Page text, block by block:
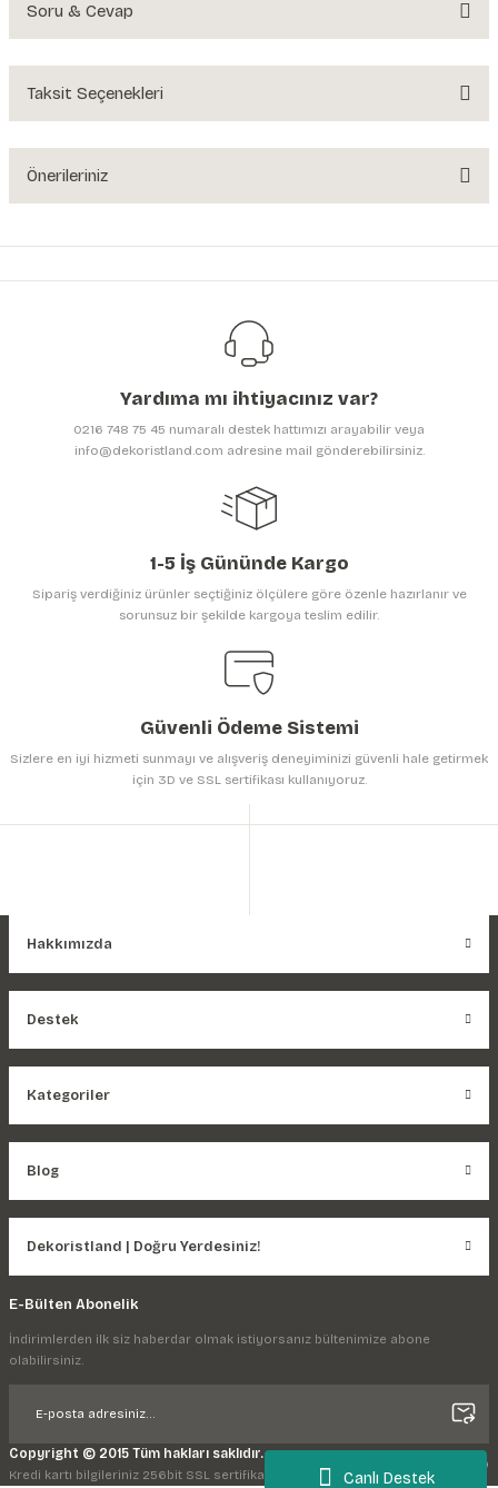
Canlı Destek
Soru & Cevap
Ürün hakkında henüz soru sorulmamış.
Taksit Seçenekleri
Önerileriniz
yetersiz gördüğünüz noktaları öneri formunu kullanarak tarafımıza
Görüş ve önerileriniz için teşekkür ederiz.
Ürün resmi kalitesiz, bozuk veya görüntülenemiyor.
Ürün bilgilerinde hatalar bulunuyor.
Gönder
Yardıma mı ihtiyacınız var?
0216 748 75 45 numaralı destek hattımızı arayabilir veya
info@dekoristland.com adresine mail gönderebilirsiniz.
1-5 İş Gününde Kargo
Sipariş verdiğiniz ürünler seçtiğiniz ölçülere göre özenle hazırlanır ve
sorunsuz bir şekilde kargoya teslim edilir.
Güvenli Ödeme Sistemi
Sizlere en iyi hizmeti sunmayı ve alışveriş deneyiminizi güvenli hale getirmek
için 3D ve SSL sertifikası kullanıyoruz.
Hakkımızda
Destek
Kategoriler
Blog
Dekoristland | Doğru Yerdesiniz!
E-Bülten Abonelik
İndirimlerden ilk siz haberdar olmak istiyorsanız bültenimize abone
olabilirsiniz.
Copyright © 2015 Tüm hakları saklıdır.
Kredi kartı bilgileriniz 256bit SSL sertifikası ile korunmaktadır.